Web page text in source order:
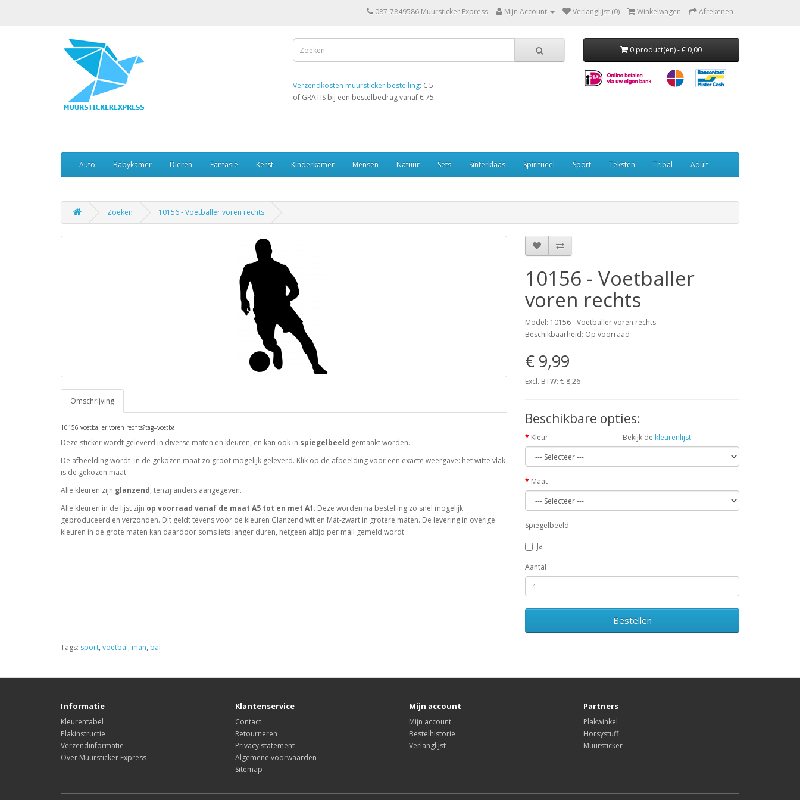
087-7849586 Muursticker Express Mijn Account Verlanglijst (0) Winkelwagen Afrekenen
Verzendkosten muursticker bestelling: € 5
of GRATIS bij een bestelbedrag vanaf € 75.
0 product(en) - € 0,00
Auto Babykamer Dieren Fantasie Kerst Kinderkamer Mensen Natuur Sets Sinterklaas Spiritueel Sport Teksten Tribal Adult
Zoeken 10156 - Voetballer voren rechts
Omschrijving
10156 voetballer voren rechts?tag=voetbal
Deze sticker wordt geleverd in diverse maten en kleuren, en kan ook in spiegelbeeld gemaakt worden.
De afbeelding wordt in de gekozen maat zo groot mogelijk geleverd. Klik op de afbeelding voor een exacte weergave: het witte vlak
is de gekozen maat.
Alle kleuren zijn glanzend, tenzij anders aangegeven.
Alle kleuren in de lijst zijn op voorraad vanaf de maat A5 tot en met A1. Deze worden na bestelling zo snel mogelijk
geproduceerd en verzonden. Dit geldt tevens voor de kleuren Glanzend wit en Mat-zwart in grotere maten. De levering in overige
kleuren in de grote maten kan daardoor soms iets langer duren, hetgeen altijd per mail gemeld wordt.
10156 - Voetballer
voren rechts
Model: 10156 - Voetballer voren rechts
Beschikbaarheid: Op voorraad
€ 9,99
Excl. BTW: € 8,26
Beschikbare opties:
Kleur Bekijk de kleurenlijst
Maat
Spiegelbeeld
Ja
Aantal
Bestellen
Tags: sport, voetbal, man, bal
Informatie
Kleurentabel
Plakinstructie
Verzendinformatie
Over Muursticker Express
Klantenservice
Contact
Retourneren
Privacy statement
Algemene voorwaarden
Sitemap
Mijn account
Mijn account
Bestelhistorie
Verlanglijst
Partners
Plakwinkel
Horsystuff
Muursticker